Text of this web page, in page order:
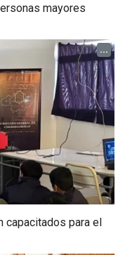
mayores
...
capacitados para el